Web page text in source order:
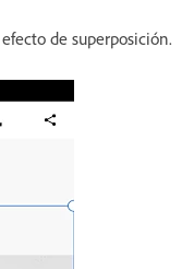
de superposición.